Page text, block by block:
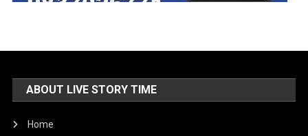
ABOUT LIVE STORY TIME
Home